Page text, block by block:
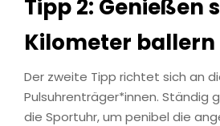
Tipp 2: Genießen
Kilometer ballern
Der zweite Tipp richtet sich an
Pulsuhrenträger*innen. Ständig
die Sportuhr, um penibel die